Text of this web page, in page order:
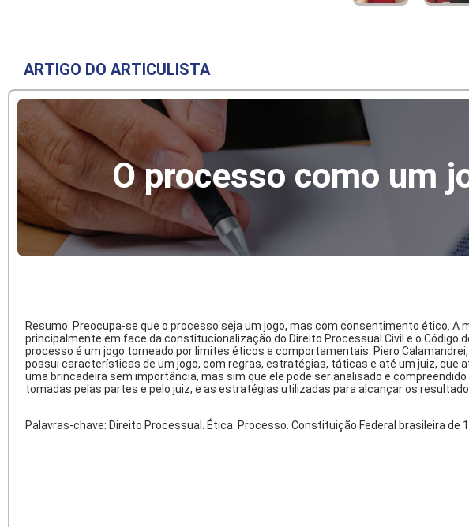
ARTIGO DO ARTICULISTA
O processo como um
Resumo: Preocupa-se que o processo seja um jogo, mas com consentimento ético.
principalmente em face da constitucionalização do Direito Processual Civil e o Código
processo é um jogo torneado por limites éticos e comportamentais. Piero
possui características de um jogo, com regras, estratégias, táticas e até um juiz, que
uma brincadeira sem importância, mas sim que ele pode ser analisado e
tomadas pelas partes e pelo juiz, e as estratégias utilizadas para alcançar os
Palavras-chave: Direito Processual. Ética. Processo. Constituição Federal brasileira de